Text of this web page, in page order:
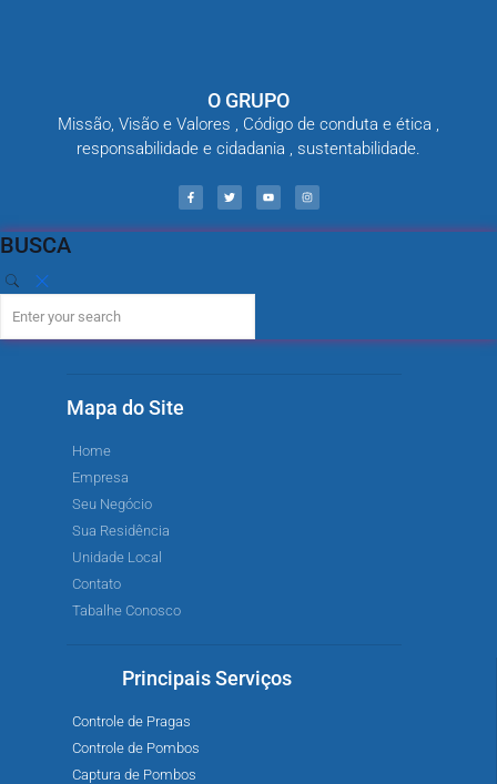
O GRUPO
Missão, Visão e Valores , Código de conduta e ética ,
responsabilidade e cidadania , sustentabilidade.
BUSCA
Mapa do Site
Home
Empresa
Seu Negócio
Sua Residência
Unidade Local
Contato
Tabalhe Conosco
Principais Serviços
Controle de Pragas
Controle de Pombos
Captura de Pombos